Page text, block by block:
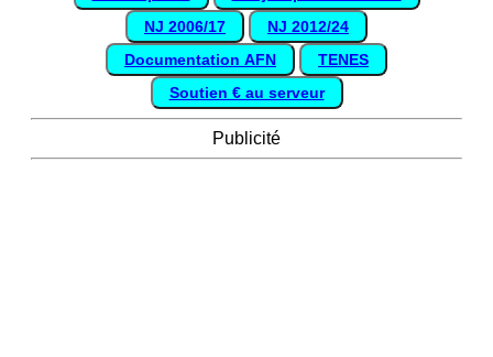
NJ 2006/17
NJ 2012/24
Documentation AFN
TENES
Soutien € au serveur
Publicité